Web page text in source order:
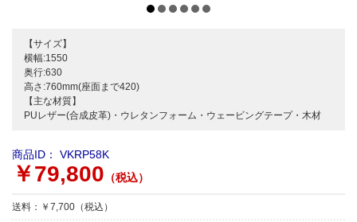
【サイズ】
横幅:1550
奥行:630
高さ:760mm(座面まで420)
【主な材質】
PUレザー(合成皮革)・ウレタンフォーム・ウェービングテープ・木材
商品ID： VKRP58K
￥79,800 （税込）
送料：￥7,700（税込）